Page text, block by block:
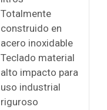
Totalmente
construido en
acero inoxidable
Teclado material
alto impacto para
uso industrial
riguroso